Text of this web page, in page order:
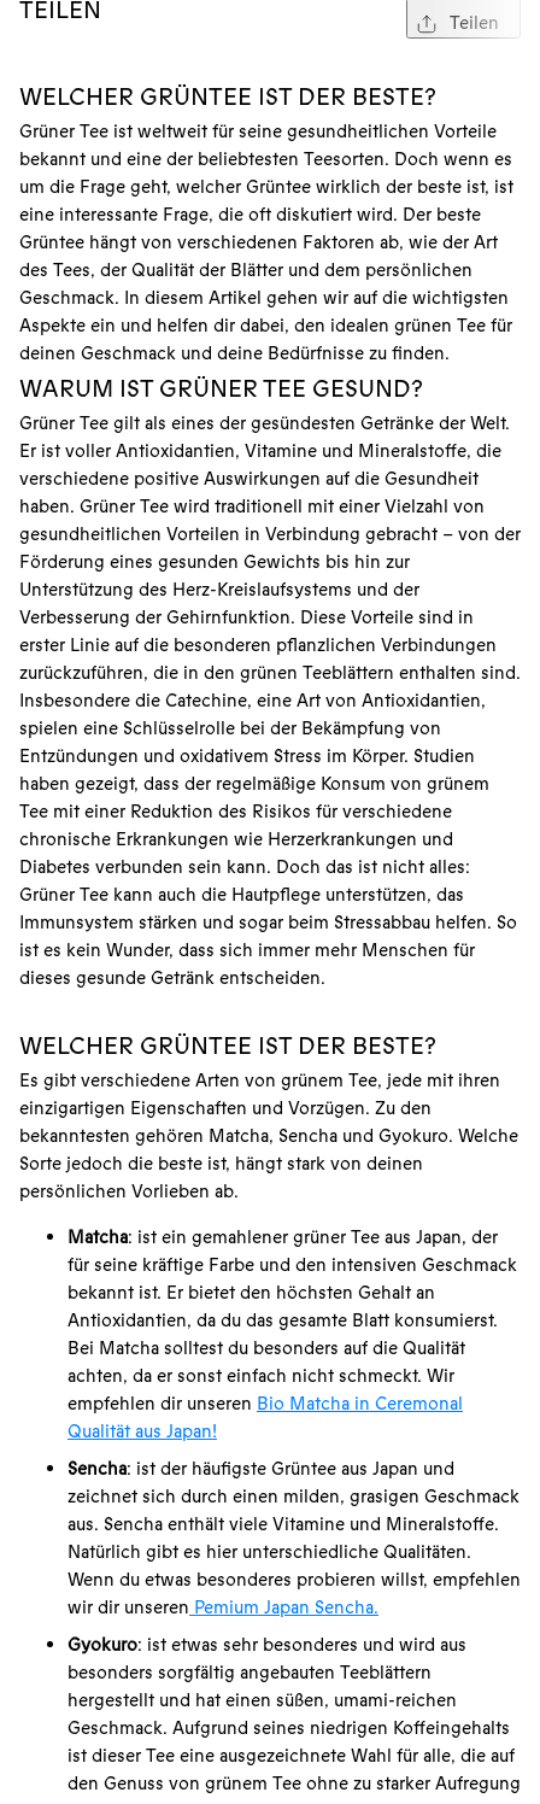
TEILEN Teilen
WELCHER GRÜNTEE IST DER BESTE?
Grüner Tee ist weltweit für seine gesundheitlichen Vorteile
bekannt und eine der beliebtesten Teesorten. Doch wenn es
um die Frage geht, welcher Grüntee wirklich der beste ist, ist
eine interessante Frage, die oft diskutiert wird. Der beste
Grüntee hängt von verschiedenen Faktoren ab, wie der Art
des Tees, der Qualität der Blätter und dem persönlichen
Geschmack. In diesem Artikel gehen wir auf die wichtigsten
Aspekte ein und helfen dir dabei, den idealen grünen Tee für
deinen Geschmack und deine Bedürfnisse zu finden.
WARUM IST GRÜNER TEE GESUND?
Grüner Tee gilt als eines der gesündesten Getränke der Welt.
Er ist voller Antioxidantien, Vitamine und Mineralstoffe, die
verschiedene positive Auswirkungen auf die Gesundheit
haben. Grüner Tee wird traditionell mit einer Vielzahl von
gesundheitlichen Vorteilen in Verbindung gebracht – von der
Förderung eines gesunden Gewichts bis hin zur
Unterstützung des Herz-Kreislaufsystems und der
Verbesserung der Gehirnfunktion. Diese Vorteile sind in
erster Linie auf die besonderen pflanzlichen Verbindungen
zurückzuführen, die in den grünen Teeblättern enthalten sind.
Insbesondere die Catechine, eine Art von Antioxidantien,
spielen eine Schlüsselrolle bei der Bekämpfung von
Entzündungen und oxidativem Stress im Körper. Studien
haben gezeigt, dass der regelmäßige Konsum von grünem
Tee mit einer Reduktion des Risikos für verschiedene
chronische Erkrankungen wie Herzerkrankungen und
Diabetes verbunden sein kann. Doch das ist nicht alles:
Grüner Tee kann auch die Hautpflege unterstützen, das
Immunsystem stärken und sogar beim Stressabbau helfen. So
ist es kein Wunder, dass sich immer mehr Menschen für
dieses gesunde Getränk entscheiden.
WELCHER GRÜNTEE IST DER BESTE?
Es gibt verschiedene Arten von grünem Tee, jede mit ihren
einzigartigen Eigenschaften und Vorzügen. Zu den
bekanntesten gehören Matcha, Sencha und Gyokuro. Welche
Sorte jedoch die beste ist, hängt stark von deinen
persönlichen Vorlieben ab.
Matcha: ist ein gemahlener grüner Tee aus Japan, der
für seine kräftige Farbe und den intensiven Geschmack
bekannt ist. Er bietet den höchsten Gehalt an
Antioxidantien, da du das gesamte Blatt konsumierst.
Bei Matcha solltest du besonders auf die Qualität
achten, da er sonst einfach nicht schmeckt. Wir
empfehlen dir unseren Bio Matcha in Ceremonal
Qualität aus Japan!
Sencha: ist der häufigste Grüntee aus Japan und
zeichnet sich durch einen milden, grasigen Geschmack
aus. Sencha enthält viele Vitamine und Mineralstoffe.
Natürlich gibt es hier unterschiedliche Qualitäten.
Wenn du etwas besonderes probieren willst, empfehlen
wir dir unseren Pemium Japan Sencha.
Gyokuro: ist etwas sehr besonderes und wird aus
besonders sorgfältig angebauten Teeblättern
hergestellt und hat einen süßen, umami-reichen
Geschmack. Aufgrund seines niedrigen Koffeingehalts
ist dieser Tee eine ausgezeichnete Wahl für alle, die auf
den Genuss von grünem Tee ohne zu starker Aufregung